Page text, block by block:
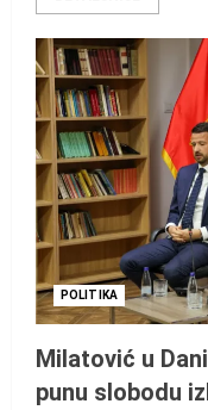
POLITIKA
Milatović u
punu slobodu